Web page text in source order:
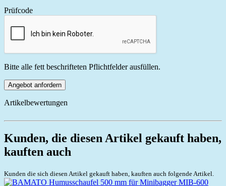
Prüfcode
Bitte alle fett beschrifteten Pflichtfelder ausfüllen.
Angebot anfordern
Artikelbewertungen
Kunden, die diesen Artikel gekauft haben,
kauften auch
Kunden die sich diesen Artikel gekauft haben, kauften auch folgende Artikel.